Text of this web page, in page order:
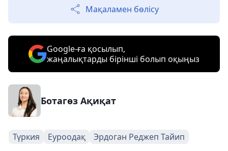
Мақаламен бөлісу
Google-ға қосылып,
жаңалықтарды бірінші болып оқыңыз
Ботагөз Ақиқат
Түркия Еуроодақ Эрдоган Реджеп Тайип